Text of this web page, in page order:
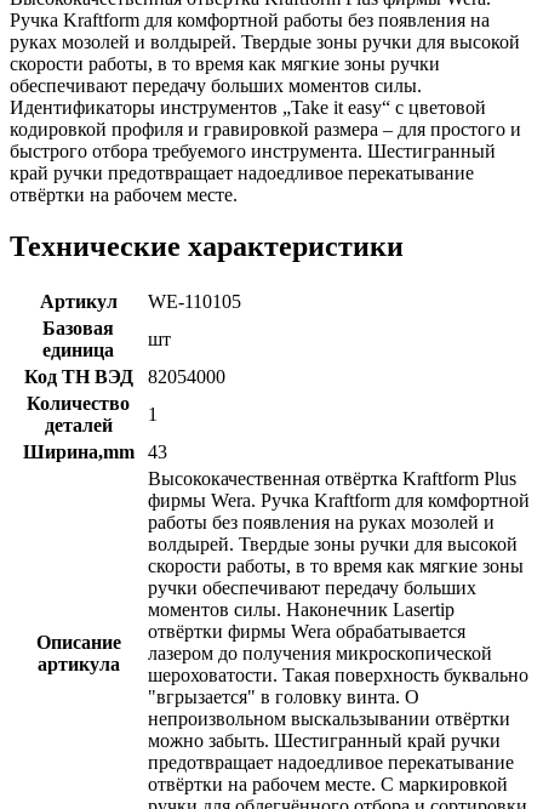
Ручка Kraftform для комфортной работы без появления на
руках мозолей и волдырей. Твердые зоны ручки для высокой
скорости работы, в то время как мягкие зоны ручки
обеспечивают передачу больших моментов силы.
Идентификаторы инструментов „Take it easy“ с цветовой
кодировкой профиля и гравировкой размера – для простого и
быстрого отбора требуемого инструмента. Шестигранный
край ручки предотвращает надоедливое перекатывание
отвёртки на рабочем месте.
Технические характеристики
Артикул
WE-110105
Базовая
единица
шт
Код ТН ВЭД
82054000
Количество
деталей
1
Ширина,mm
43
Описание
артикула
Высококачественная отвёртка Kraftform Plus
фирмы Wera. Ручка Kraftform для комфортной
работы без появления на руках мозолей и
волдырей. Твердые зоны ручки для высокой
скорости работы, в то время как мягкие зоны
ручки обеспечивают передачу больших
моментов силы. Наконечник Lasertip
отвёртки фирмы Wera обрабатывается
лазером до получения микроскопической
шероховатости. Такая поверхность буквально
"вгрызается" в головку винта. О
непроизвольном выскальзывании отвёртки
можно забыть. Шестигранный край ручки
предотвращает надоедливое перекатывание
отвёртки на рабочем месте. С маркировкой